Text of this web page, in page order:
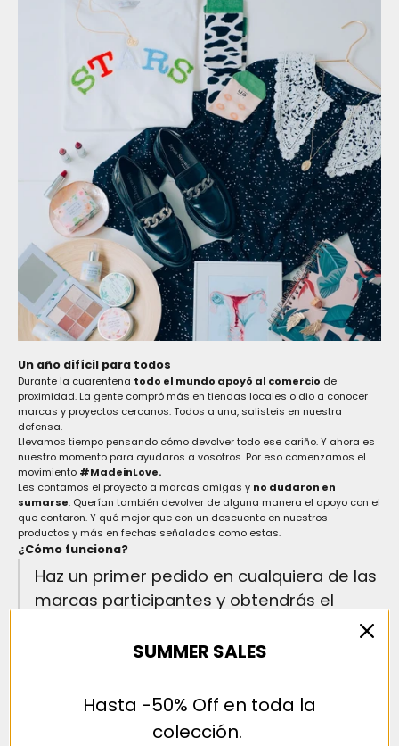
Un año difícil para todos
Durante la cuarentena todo el mundo apoyó al comercio de
proximidad. La gente compró más en tiendas locales o dio a conocer
marcas y proyectos cercanos. Todos a una, salisteis en nuestra
defensa.
Llevamos tiempo pensando cómo devolver todo ese cariño. Y ahora es
nuestro momento para ayudaros a vosotros. Por eso comenzamos el
movimiento #MadeinLove.
Les contamos el proyecto a marcas amigas y no dudaron en
sumarse. Querían también devolver de alguna manera el apoyo con el
que contaron. Y qué mejor que con un descuento en nuestros
productos y más en fechas señaladas como estas.
¿Cómo funciona?
Haz un primer pedido en cualquiera de las
marcas participantes y obtendrás el
para usar en cualquiera de
Des esta forma, nos gustaría invitarte a que continues apostando por
marcas que trabajamos duro por seguir en el camino. Marcas con los
mismo valores de honestidad,que trabajan desde el cariño y que
cuidan cada mínimo detalle, desarrollándose a fondo desde sus
SUMMER SALES
Hasta -50% Off en toda la
colección.